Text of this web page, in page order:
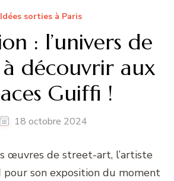
Idées sorties à Paris
: l’univers de
découvrir aux
Guiffi !
18 octobre 2024
œuvres de street-art, l’artiste
pour son exposition du moment